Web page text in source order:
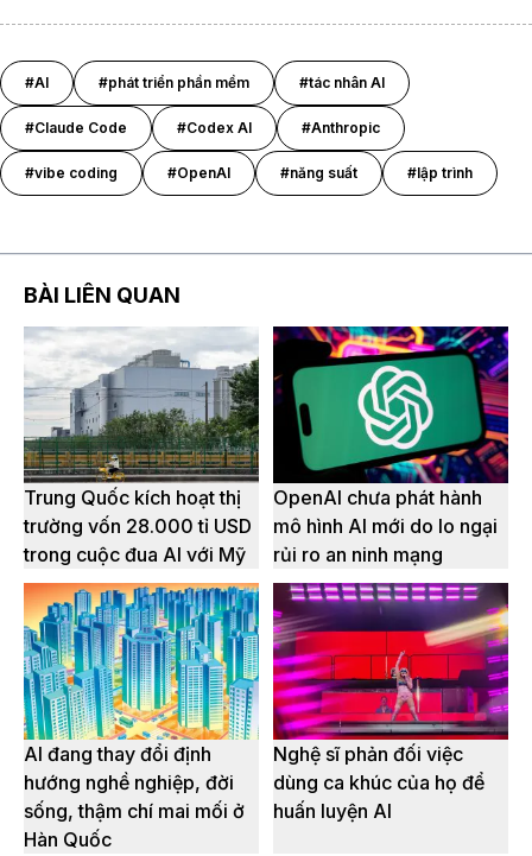
#AI #phát triển phần mềm #tác nhân AI
#Claude Code #Codex AI #Anthropic
#vibe coding #OpenAI #năng suất #lập trình
BÀI LIÊN QUAN
Trung Quốc kích hoạt thị
trường vốn 28.000 tỉ USD
trong cuộc đua AI với Mỹ
OpenAI chưa phát hành
mô hình AI mới do lo ngại
rủi ro an ninh mạng
AI đang thay đổi định
hướng nghề nghiệp, đời
sống, thậm chí mai mối ở
Hàn Quốc
Nghệ sĩ phản đối việc
dùng ca khúc của họ để
huấn luyện AI